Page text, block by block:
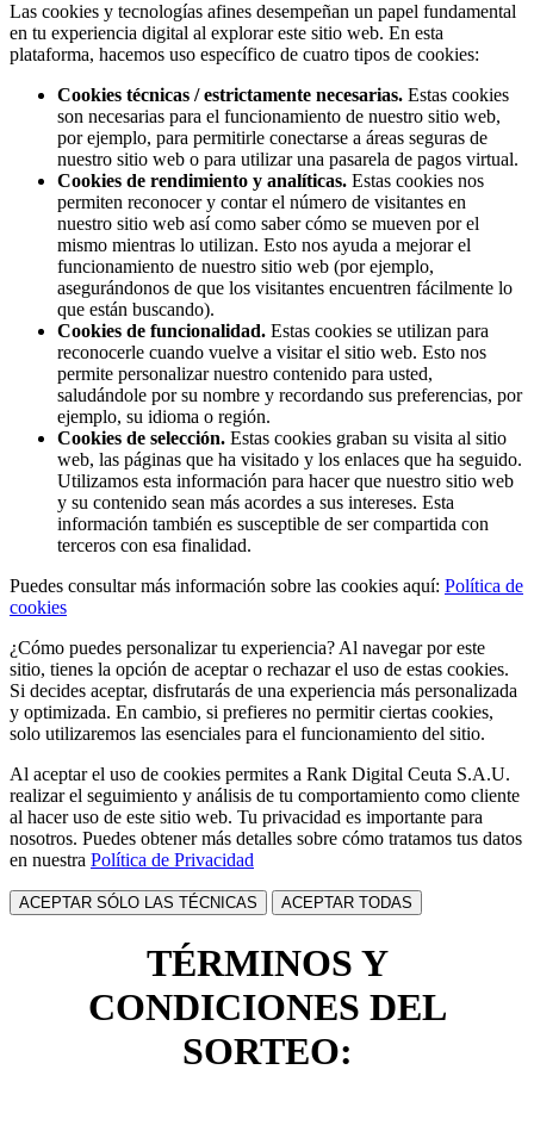
Las cookies y tecnologías afines desempeñan un papel fundamental
en tu experiencia digital al explorar este sitio web. En esta
plataforma, hacemos uso específico de cuatro tipos de cookies:
Cookies técnicas / estrictamente necesarias. Estas cookies
son necesarias para el funcionamiento de nuestro sitio web,
por ejemplo, para permitirle conectarse a áreas seguras de
nuestro sitio web o para utilizar una pasarela de pagos virtual.
Cookies de rendimiento y analíticas. Estas cookies nos
permiten reconocer y contar el número de visitantes en
nuestro sitio web así como saber cómo se mueven por el
mismo mientras lo utilizan. Esto nos ayuda a mejorar el
funcionamiento de nuestro sitio web (por ejemplo,
asegurándonos de que los visitantes encuentren fácilmente lo
que están buscando).
Cookies de funcionalidad. Estas cookies se utilizan para
reconocerle cuando vuelve a visitar el sitio web. Esto nos
permite personalizar nuestro contenido para usted,
saludándole por su nombre y recordando sus preferencias, por
ejemplo, su idioma o región.
Cookies de selección. Estas cookies graban su visita al sitio
web, las páginas que ha visitado y los enlaces que ha seguido.
Utilizamos esta información para hacer que nuestro sitio web
y su contenido sean más acordes a sus intereses. Esta
información también es susceptible de ser compartida con
terceros con esa finalidad.
Puedes consultar más información sobre las cookies aquí: Política de
cookies
¿Cómo puedes personalizar tu experiencia? Al navegar por este
sitio, tienes la opción de aceptar o rechazar el uso de estas cookies.
Si decides aceptar, disfrutarás de una experiencia más personalizada
y optimizada. En cambio, si prefieres no permitir ciertas cookies,
solo utilizaremos las esenciales para el funcionamiento del sitio.
Al aceptar el uso de cookies permites a Rank Digital Ceuta S.A.U.
realizar el seguimiento y análisis de tu comportamiento como cliente
al hacer uso de este sitio web. Tu privacidad es importante para
nosotros. Puedes obtener más detalles sobre cómo tratamos tus datos
en nuestra Política de Privacidad
ACEPTAR SÓLO LAS TÉCNICAS ACEPTAR TODAS
TÉRMINOS Y
CONDICIONES DEL
SORTEO: